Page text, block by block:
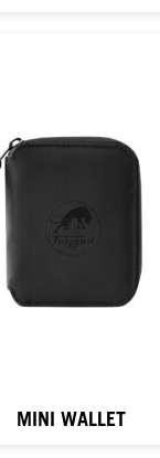
MINI WALLET